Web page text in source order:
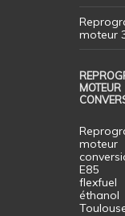
moteur
MOTEUR
moteur
E85
flexfuel
éthanol